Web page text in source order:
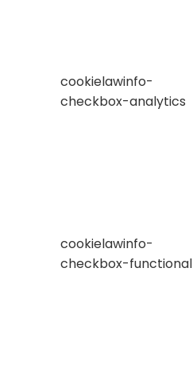
cookielawinfo-
checkbox-analytics
cookielawinfo-
checkbox-functional